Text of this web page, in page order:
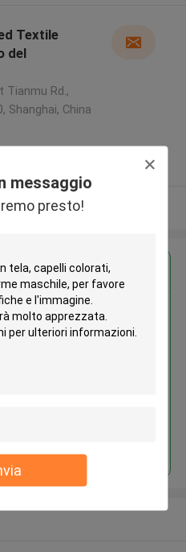
messaggio
presto!
Textile
del
Tianmu Rd.,
Shanghai, China
più
prezzo per
in tela, capelli
tessuti per l'uniforme